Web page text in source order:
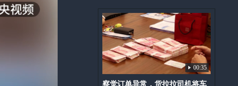
00:35
察觉订单异常，货拉拉司机将车